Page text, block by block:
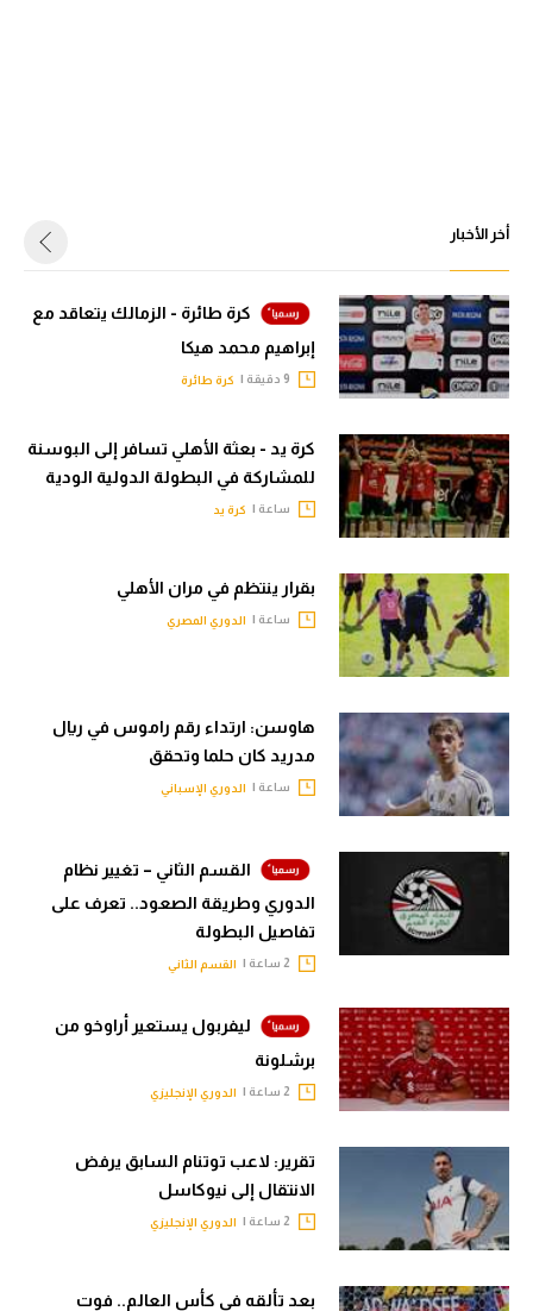
أخر الأخبار
كرة طائرة - الزمالك يتعاقد مع
إبراهيم محمد هيكا
كرة طائرة
كرة يد - بعثة الأهلي تسافر إلى البوسنة
للمشاركة في البطولة الدولية الودية
ساعة | كرة يد
بقرار ينتظم في مران الأهلي
ساعة | الدوري المصري
هاوسن: ارتداء رقم راموس في ريال
مدريد كان حلما وتحقق
ساعة | الدوري الإسباني
القسم الثاني – تغيير نظام
الدوري وطريقة الصعود.. تعرف على
تفاصيل البطولة
القسم الثاني
ليفربول يستعير أراوخو من
برشلونة
الدوري الإنجليزي
تقرير: لاعب توتنام السابق يرفض
الانتقال إلى نيوكاسل
الدوري الإنجليزي
بعد تألقه في كأس العالم.. فوت